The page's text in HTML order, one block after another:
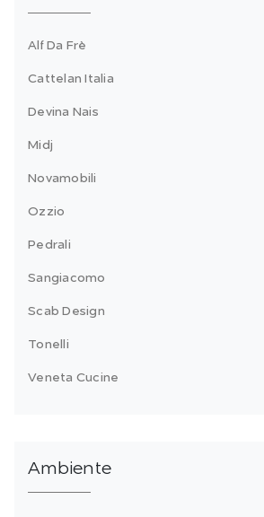
Alf Da Frè
Cattelan Italia
Devina Nais
Midj
Novamobili
Ozzio
Pedrali
Sangiacomo
Scab Design
Tonelli
Veneta Cucine
Ambiente